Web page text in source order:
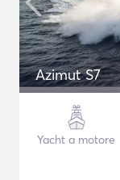
Azimut S7
Yacht a motore